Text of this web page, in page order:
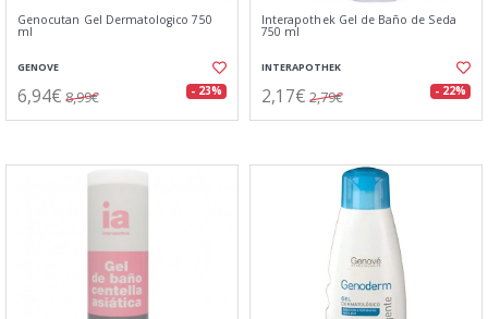
Genocutan Gel Dermatologico 750
ml
GENOVE
6,94€ 8,99€ - 23%
Interapothek Gel de Baño de Seda
750 ml
INTERAPOTHEK
2,17€ 2,79€ - 22%